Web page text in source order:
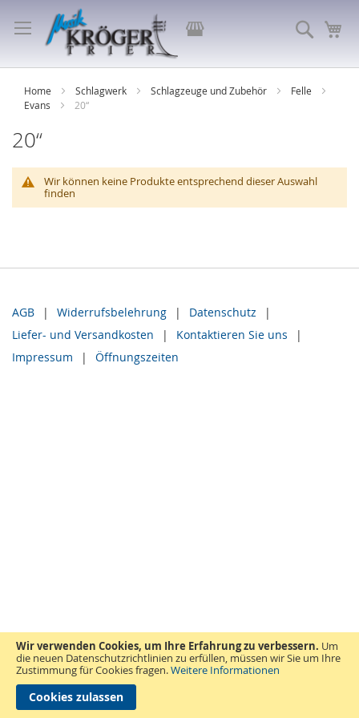
Wir verwenden Cookies, um Ihre Erfahrung zu verbessern. Um
die neuen Datenschutzrichtlinien zu erfüllen, müssen wir Sie um Ihre
Zustimmung für Cookies fragen.Weitere Informationen
Cookies zulassen
zum
Inhalt
Store
auswählen
Suche
Home Schlagwerk Schlagzeuge und Zubehör
Felle
Evans
20“
20“
Wir können keine Produkte entsprechend dieser Auswahl
finden
AGB Widerrufsbelehrung
Datenschutz
Liefer- und Versandkosten
Kontaktieren Sie uns
Impressum
Öffnungszeiten